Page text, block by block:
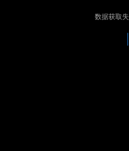
数据获取